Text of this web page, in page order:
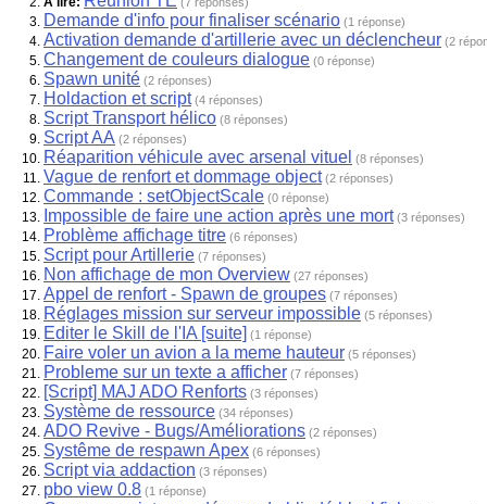
Demande d'info pour finaliser scénario (1 réponse)
Activation demande d'artillerie avec un déclencheur (2
Changement de couleurs dialogue (0 réponse)
Spawn unité (2 réponses)
Holdaction et script (4 réponses)
Script Transport hélico (8 réponses)
Script AA (2 réponses)
Réaparition véhicule avec arsenal vituel (8 réponses)
Vague de renfort et dommage object (2 réponses)
Commande : setObjectScale (0 réponse)
Impossible de faire une action après une mort (3 réponses)
Problème affichage titre (6 réponses)
Script pour Artillerie (7 réponses)
Non affichage de mon Overview (27 réponses)
Appel de renfort - Spawn de groupes (7 réponses)
Réglages mission sur serveur impossible (5 réponses)
Editer le Skill de l'IA [suite] (1 réponse)
Faire voler un avion a la meme hauteur (5 réponses)
Probleme sur un texte a afficher (7 réponses)
[Script] MAJ ADO Renforts (3 réponses)
Système de ressource (34 réponses)
ADO Revive - Bugs/Améliorations (2 réponses)
Systême de respawn Apex (6 réponses)
Script via addaction (3 réponses)
pbo view 0.8 (1 réponse)